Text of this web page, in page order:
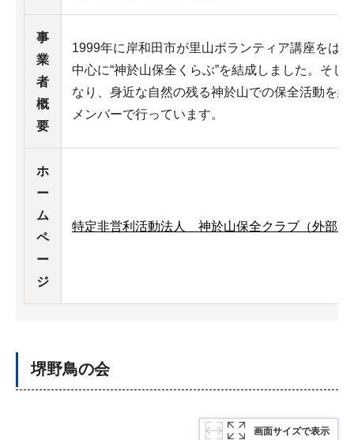
事
業
者
概
要
1999年に岸和田市が里山ボランティア講座をは
中心に“神於山保全くらぶ”を結成しました。そし
なり、身近な自然の残る神於山での保全活動を約
メンバーで行っています。
ホ
ー
ム
ペ
ー
ジ
特定非営利活動法人 神於山保全クラブ（外部サ
堺野鳥の会
画面サイズで表示